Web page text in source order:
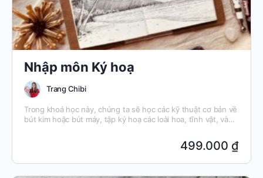
Nhập môn Ký hoạ
Trang Chibi
Trong khoá học này, chúng ta sẽ học các kỹ thuật cơ bản về
bút kim hoặc bút máy, tập ký hoạ các loài hoa, tĩnh vật, và
499.000 ₫